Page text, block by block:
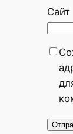
Сайт